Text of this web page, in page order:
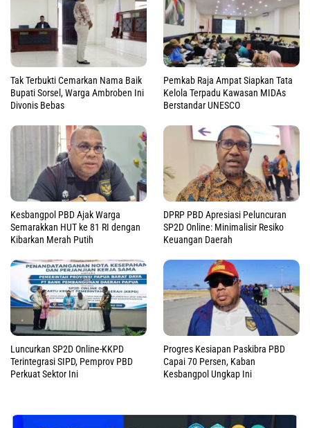
Tak Terbukti Cemarkan Nama Baik
Bupati Sorsel, Warga Ambroben Ini
Divonis Bebas
Pemkab Raja Ampat Siapkan Tata
Kelola Terpadu Kawasan MIDAs
Berstandar UNESCO
Kesbangpol PBD Ajak Warga
Semarakkan HUT ke 81 RI dengan
Kibarkan Merah Putih
DPRP PBD Apresiasi Peluncuran
SP2D Online: Minimalisir Resiko
Keuangan Daerah
Luncurkan SP2D Online-KKPD
Terintegrasi SIPD, Pemprov PBD
Perkuat Sektor Ini
Progres Kesiapan Paskibra PBD
Capai 70 Persen, Kaban
Kesbangpol Ungkap Ini